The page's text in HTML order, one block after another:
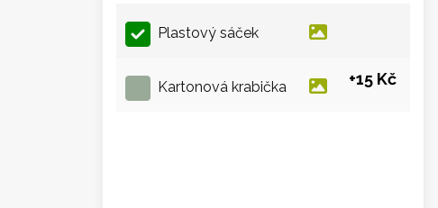
Plastový sáček
Kartonová krabička +15 Kč